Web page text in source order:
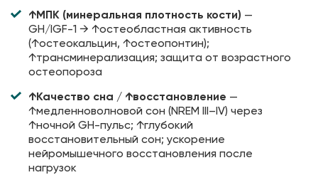
↑МПК (минеральная плотность кости) —
GH/IGF-1 → ↑остеобластная активность
(↑остеокальцин, ↑остеопонтин);
↑трансминерализация; защита от возрастного
остеопороза
↑Качество сна / ↑восстановление —
↑медленноволновой сон (NREM III–IV) через
↑ночной GH-пульс; ↑глубокий
восстановительный сон; ускорение
нейромышечного восстановления после
нагрузок